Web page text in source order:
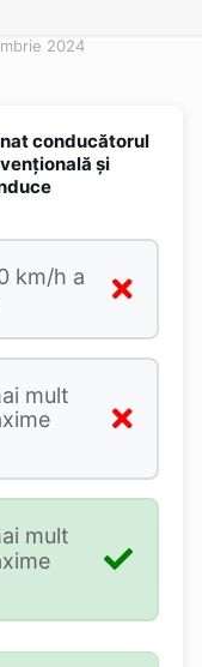
2024
conducătorul
şi
km/h a
mult
mult